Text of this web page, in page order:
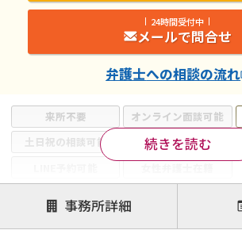
来所不要 オンライン面談可能
土日祝の相談可能
19時以降電話可能
注力案件
離婚前相談
離婚調停
続きを読む
24時間受付中
メールで問合せ
弁護士への相談の流れ
事務所詳細